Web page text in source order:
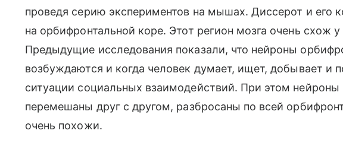
проведя серию экспериментов на мышах. Диссерот и его
на орбифронтальной коре. Этот регион мозга очень схож
Предыдущие исследования показали, что нейроны
возбуждаются и когда человек думает, ищет, добывает и
ситуации социальных взаимодействий. При этом нейроны
перемешаны друг с другом, разбросаны по всей
очень похожи.